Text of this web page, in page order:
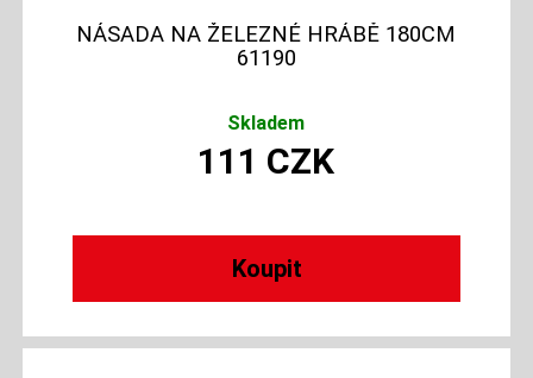
NÁSADA NA ŽELEZNÉ HRÁBĚ 180CM
61190
Skladem
111 CZK